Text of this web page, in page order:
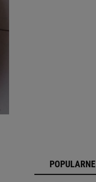
POPULARNE